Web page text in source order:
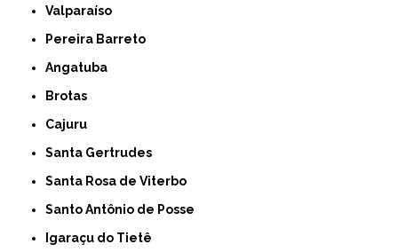
Valparaíso
Pereira Barreto
Angatuba
Brotas
Cajuru
Santa Gertrudes
Santa Rosa de Viterbo
Santo Antônio de Posse
Igaraçu do Tietê